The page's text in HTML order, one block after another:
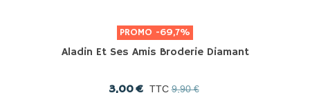
PROMO -69,7%
Aladin Et Ses Amis Broderie Diamant
3,00 € TTC 9,90 €